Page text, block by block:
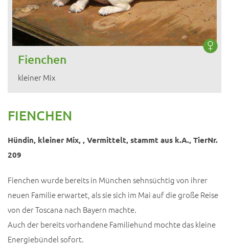
Fienchen
kleiner Mix
FIENCHEN
Hündin, kleiner Mix, , Vermittelt, stammt aus k.A., TierNr.
209
Fienchen wurde bereits in München sehnsüchtig von ihrer
neuen Familie erwartet, als sie sich im Mai auf die große Reise
von der Toscana nach Bayern machte.
Auch der bereits vorhandene Familiehund mochte das kleine
Energiebündel sofort.